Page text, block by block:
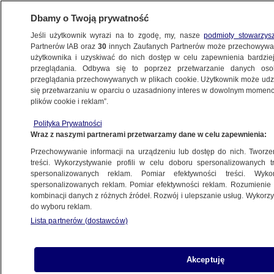
WARSZAWA
NAJNOWSZE
Miejskie baseny nie drożeją. Jeszcze
2.01.2022, 09:14
Udostępnij
Dbamy o Twoją prywatność
Jeśli użytkownik wyrazi na to zgodę, my, naszepodmioty
Partnerów IAB oraz30 innych Zaufanych Partnerów może
użytkownika i uzyskiwać do nich dostęp w celu zapewnienia
przeglądania. Odbywa się to poprzez przetwarzanie danych
przeglądania przechowywanych w plikach cookie. Użytkownik może
się przetwarzaniu w oparciu o uzasadniony interes w dowolnym
plików cookie i reklam”.
Polityka Prywatności
Wraz z naszymi partnerami przetwarzamy dane w celu zapewnienia:
Przechowywanie informacji na urządzeniu lub dostęp do nich.
treści. Wykorzystywanie profili w celu doboru spersonalizowanych
spersonalizowanych reklam. Pomiar efektywności treści.
spersonalizowanych reklam. Pomiar efektywności reklam.
kombinacji danych z różnych źródeł. Rozwój i ulepszanie usług.
do wyboru reklam.
Lista partnerów (dostawców)
Akceptuję